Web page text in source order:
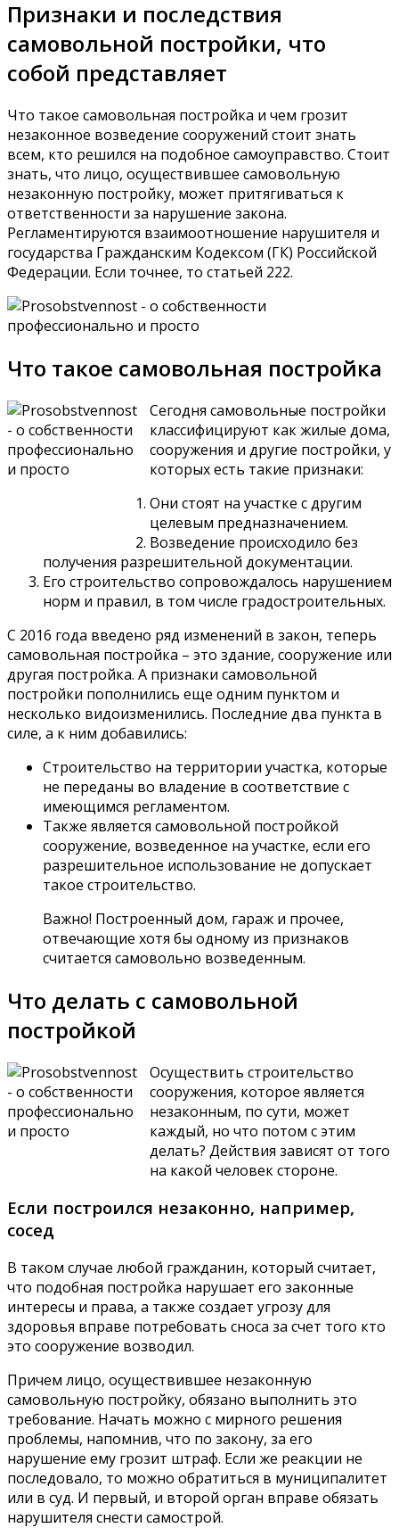
Признаки и последствия
самовольной постройки, что
собой представляет
Что такое самовольная постройка и чем грозит
незаконное возведение сооружений стоит знать
всем, кто решился на подобное самоуправство. Стоит
знать, что лицо, осуществившее самовольную
незаконную постройку, может притягиваться к
ответственности за нарушение закона.
Регламентируются взаимоотношение нарушителя и
государства Гражданским Кодексом (ГК) Российской
Федерации. Если точнее, то статьей 222.
Что такое самовольная постройка
Сегодня самовольные постройки
классифицируют как жилые дома,
сооружения и другие постройки, у
которых есть такие признаки:
Они стоят на участке с другим
целевым предназначением.
Возведение происходило без
получения разрешительной документации.
Его строительство сопровождалось нарушением
норм и правил, в том числе градостроительных.
С 2016 года введено ряд изменений в закон, теперь
самовольная постройка – это здание, сооружение или
другая постройка. А признаки самовольной
постройки пополнились еще одним пунктом и
несколько видоизменились. Последние два пункта в
силе, а к ним добавились:
Строительство на территории участка, которые
не переданы во владение в соответствие с
имеющимся регламентом.
Также является самовольной постройкой
сооружение, возведенное на участке, если его
разрешительное использование не допускает
такое строительство.
Важно! Построенный дом, гараж и прочее,
отвечающие хотя бы одному из признаков
считается самовольно возведенным.
Что делать с самовольной
постройкой
Осуществить строительство
сооружения, которое является
незаконным, по сути, может
каждый, но что потом с этим
делать? Действия зависят от того
на какой человек стороне.
Если построился незаконно, например,
сосед
В таком случае любой гражданин, который считает,
что подобная постройка нарушает его законные
интересы и права, а также создает угрозу для
здоровья вправе потребовать сноса за счет того кто
это сооружение возводил.
Причем лицо, осуществившее незаконную
самовольную постройку, обязано выполнить это
требование. Начать можно с мирного решения
проблемы, напомнив, что по закону, за его
нарушение ему грозит штраф. Если же реакции не
последовало, то можно обратиться в муниципалитет
или в суд. И первый, и второй орган вправе обязать
нарушителя снести самострой.